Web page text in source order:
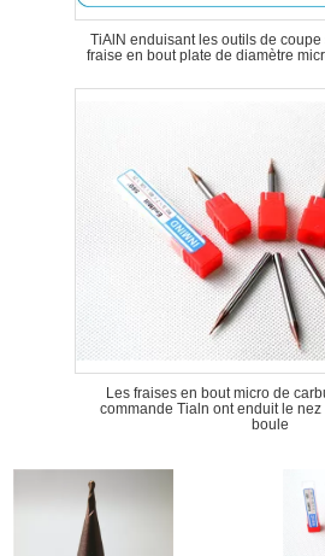
TiAlN enduisant les outils de
fraise en bout plate de diamètre
Les fraises en bout micro de
commande Tialn ont enduit le
boule